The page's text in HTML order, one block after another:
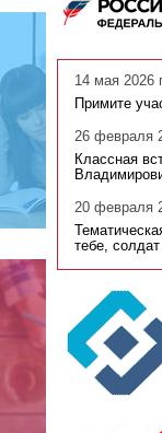
14 мая 2026
Примите
26 февраля
Классная
20 февраля
тебе,